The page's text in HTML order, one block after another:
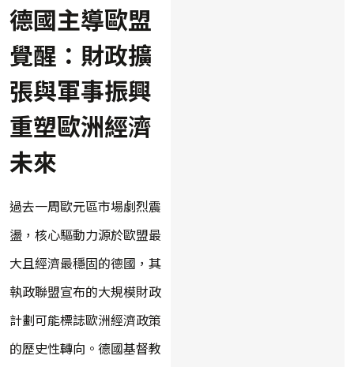
德國主導歐盟
覺醒：財政擴
張與軍事振興
重塑歐洲經濟
未來
過去一周歐元區市場劇烈震
盪，核心驅動力源於歐盟最
大且經濟最穩固的德國，其
執政聯盟宣布的大規模財政
計劃可能標誌歐洲經濟政策
的歷史性轉向。德國基督教